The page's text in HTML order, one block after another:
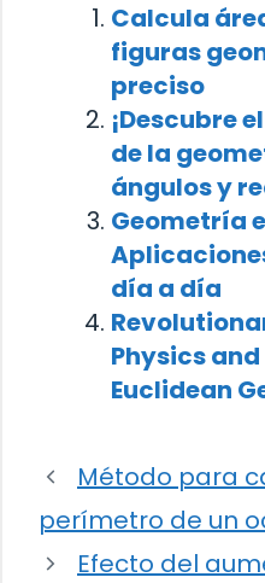
Calcula
figuras
preciso
¡Descubre
de la
ángulos y
Geometría
día a día
Physics
Euclidean
Método para
perímetro de un
Efecto del